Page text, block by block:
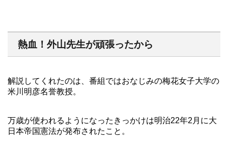
熱血！外山先生が頑張ったから
解説してくれたのは、番組ではおなじみの梅花女子大学の
米川明彦名誉教授。
万歳が使われるようになったきっかけは明治22年2月に大
日本帝国憲法が発布されたこと。